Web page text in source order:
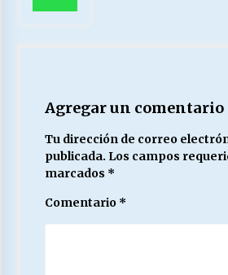
Agregar un comentario
Tu dirección de correo
publicada. Los campos
marcados *
Comentario *